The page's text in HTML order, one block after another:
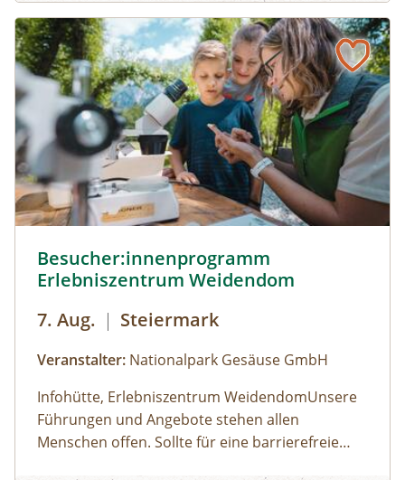
Bedarf
Besucher:innenprogramm
Erlebniszentrum Weidendom
7. Aug. | Steiermark
Veranstalter: Nationalpark Gesäuse GmbH
Infohütte, Erlebniszentrum WeidendomUnsere
Führungen und Angebote stehen allen
Menschen offen. Sollte für eine barrierefreie